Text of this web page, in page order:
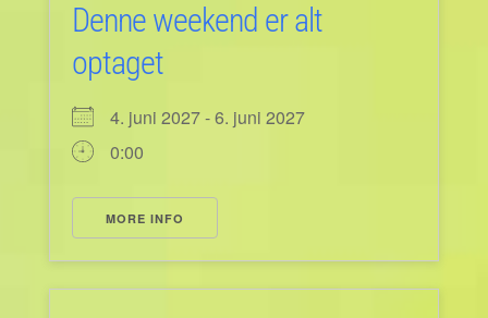
Denne weekend er alt
optaget
4. juni 2027 - 6. juni 2027
0:00
MORE INFO